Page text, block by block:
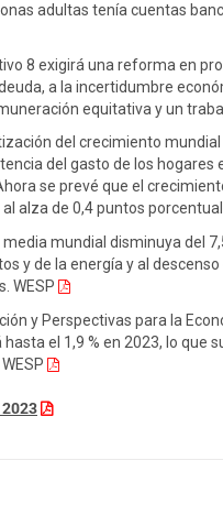
adultas tenía cuentas
8 exigirá una reforma en
a la incertidumbre
equitativa y un
del crecimiento
del gasto de los hogares
se prevé que el
alza de 0,4 puntos
mundial disminuya del
y de la energía y al
WESP
y Perspectivas para la
el 1,9 % en 2023, lo que
WESP
2023